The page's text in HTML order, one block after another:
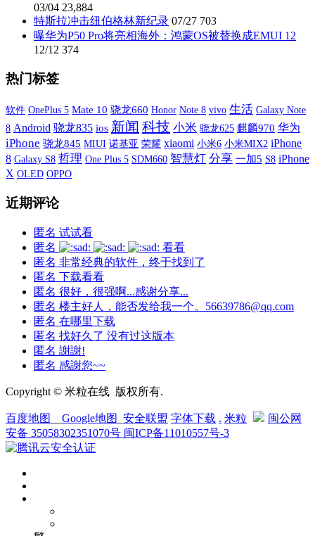
03/04 23,884
特斯拉冲击纽伯格林新纪录 07/27 703
曝华为P50 Pro将亮相海外：鸿蒙OS被替换成EMUI 12
12/12 374
热门标签
软件 OnePlus 5 Mate 10 骁龙660 Honor Note 8 vivo 生活 Galaxy Note
8 Android 骁龙835 ios 新闻 科技 小米 骁龙625 麒麟970 华为
iPhone 骁龙845 MIUI 诺基亚 荣耀 xiaomi 小米6 小米MIX2 iPhone
8 Galaxy S8 哲理 One Plus 5 SDM660 智慧灯 分享 一加5 S8 iPhone
X OLED OPPO
近期评论
匿名 试试看
匿名
看看
匿名 非常经典的软件，终于找到了
匿名 下载看看
匿名 很好，很强啊...感谢分享...
匿名 楼主好人，能否发给我一个。56639786@qq.com
匿名 在哪里下载
匿名 找好久了 没有过这版本
匿名 謝謝!
匿名 感謝您~~
Copyright © 米粒在线 版权所有.
百度地图 Google地图 安全联盟 字体下载 . 米粒
闽公网
安备 35058302351070号 闽ICP备11010557号-3